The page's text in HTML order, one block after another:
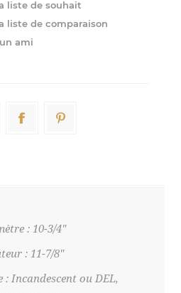
: 10-3/4"
: 11-7/8"
: Incandescent ou DEL,